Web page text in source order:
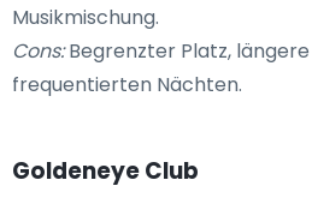
Musikmischung.
Cons:Begrenzter Platz,
frequentierten Nächten.
Goldeneye Club